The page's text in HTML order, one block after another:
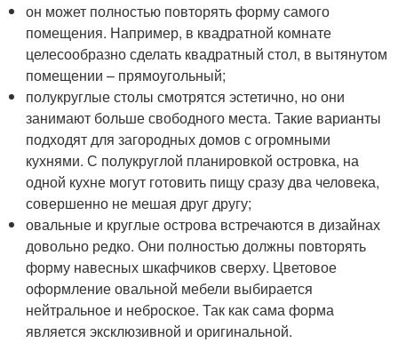
он может полностью повторять форму самого
помещения. Например, в квадратной комнате
целесообразно сделать квадратный стол, в вытянутом
помещении – прямоугольный;
полукруглые столы смотрятся эстетично, но они
занимают больше свободного места. Такие варианты
подходят для загородных домов с огромными
кухнями. С полукруглой планировкой островка, на
одной кухне могут готовить пищу сразу два человека,
совершенно не мешая друг другу;
овальные и круглые острова встречаются в дизайнах
довольно редко. Они полностью должны повторять
форму навесных шкафчиков сверху. Цветовое
оформление овальной мебели выбирается
нейтральное и неброское. Так как сама форма
является эксклюзивной и оригинальной.